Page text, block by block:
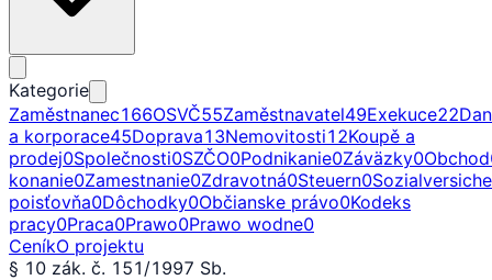
Kategorie
Zaměstnanec166OSVČ55Zaměstnavatel49Exekuce22
a korporace45Doprava13Nemovitosti12Koupě a
prodej0Společnosti0SZČO0Podnikanie0Záväzky0Obchod
konanie0Zamestnanie0Zdravotná0Steuern0
poisťovňa0Dôchodky0Občianske právo0Kodeks
pracy0Praca0Prawo0Prawo wodne0
CeníkO projektu
§ 10 zák. č. 151/1997 Sb.